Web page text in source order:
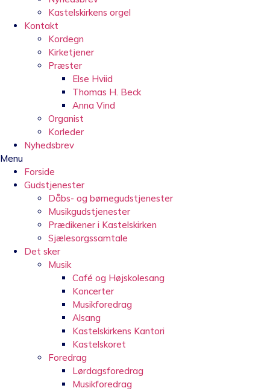
Kastelskirkens orgel
Kontakt
Kordegn
Kirketjener
Præster
Else Hviid
Thomas H. Beck
Anna Vind
Organist
Korleder
Nyhedsbrev
Menu
Forside
Gudstjenester
Dåbs- og børnegudstjenester
Musikgudstjenester
Prædikener i Kastelskirken
Sjælesorgssamtale
Det sker
Musik
Café og Højskolesang
Koncerter
Musikforedrag
Alsang
Kastelskirkens Kantori
Kastelskoret
Foredrag
Lørdagsforedrag
Musikforedrag